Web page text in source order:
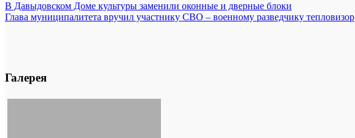
В Давыдовском Доме культуры заменили оконные и дверные блоки
Глава муниципалитета вручил участнику СВО – военному разведчику тепловизор
Галерея